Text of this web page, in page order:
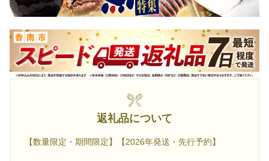
返礼品について
【数量限定・期間限定】【2026年発送・先行予約】